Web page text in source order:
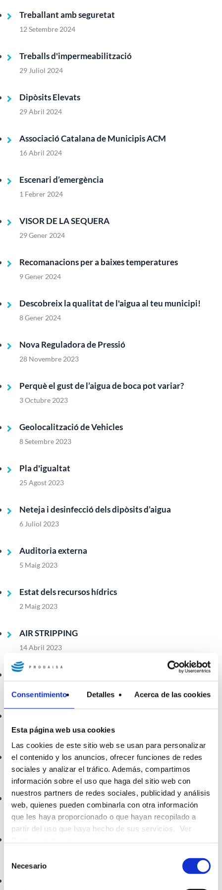
Consentimiento Detalles Acerca de las cookies
Esta página web usa cookies
Las cookies de este sitio web se usan para personalizar
el contenido y los anuncios, ofrecer funciones de redes
sociales y analizar el tráfico. Además, compartimos
información sobre el uso que haga del sitio web con
nuestros partners de redes sociales, publicidad y análisis
web, quienes pueden combinarla con otra información
que les haya proporcionado o que hayan recopilado a
partir del uso que haya hecho de sus servicios. Ver
Necesario
Treballant amb seguretat
12 Setembre 2024
Treballs d'impermeabilització
29 Juliol 2024
Dipòsits Elevats
29 Abril 2024
Associació Catalana de Municipis ACM
16 Abril 2024
Escenari d’emergència
1 Febrer 2024
VISOR DE LA SEQUERA
29 Gener 2024
Recomanacions per a baixes temperatures
9 Gener 2024
Descobreix la qualitat de l'aigua al teu municipi!
8 Gener 2024
Nova Reguladora de Pressió
28 Novembre 2023
Perquè el gust de l’aigua de boca pot variar?
3 Octubre 2023
Geolocalització de Vehicles
8 Setembre 2023
Pla d'igualtat
25 Agost 2023
Neteja i desinfecció dels dipòsits d’aigua
6 Juliol 2023
Auditoria externa
5 Maig 2023
Estat dels recursos hídrics
2 Maig 2023
AIR STRIPPING
14 Abril 2023
SMAGUA
22 Març 2023
Excepcionalitat per sequera
7 Març 2023
Reial decret de l'aigua
2 Febrer 2023